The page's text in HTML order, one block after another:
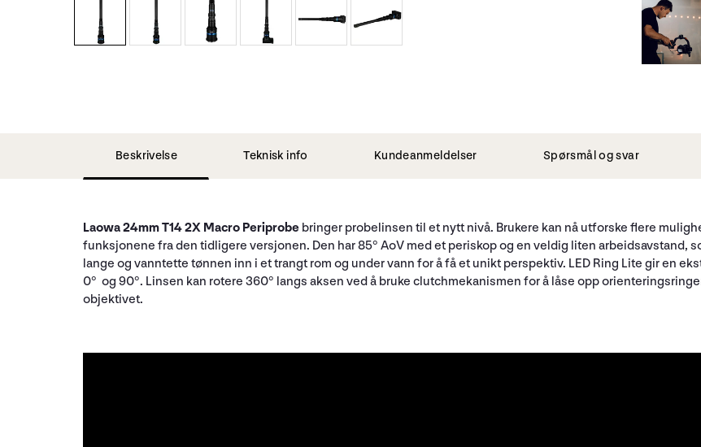
Beskrivelse Teknisk info Kundeanmeldelser Spørsmål og svar
Laowa 24mm T14 2X Macro Periprobe bringer probelinsen til et nytt nivå. Brukere kan nå utforske flere
funksjonene fra den tidligere versjonen. Den har 85° AoV med et periskop og en veldig liten arbeidsavstand,
lange og vanntette tønnen inn i et trangt rom og under vann for å få et unikt perspektiv. LED Ring Lite gir en
0° og 90°. Linsen kan rotere 360° langs aksen ved å bruke clutchmekanismen for å låse opp
objektivet.